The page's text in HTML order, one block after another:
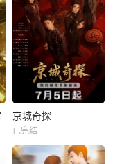
京城奇探
已完结